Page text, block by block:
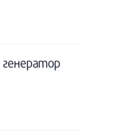
генератор